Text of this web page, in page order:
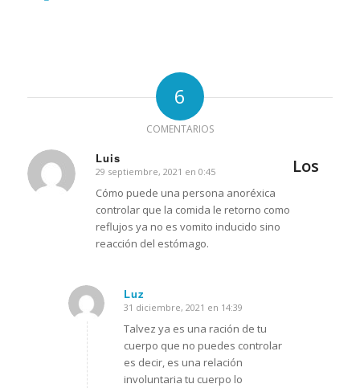
6
COMENTARIOS
Luis
Dice:
29 septiembre, 2021 en 0:45
Cómo puede una persona anoréxica
controlar que la comida le retorno como
reflujos ya no es vomito inducido sino
reacción del estómago.
Luz
Dice:
31 diciembre, 2021 en 14:39
Talvez ya es una ración de tu
cuerpo que no puedes controlar
es decir, es una relación
involuntaria tu cuerpo lo
Los